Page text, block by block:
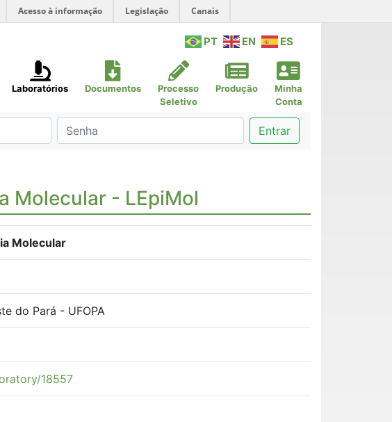
Acesso à informação Legislação Canais
PT EN ES
Laboratórios Documentos
Processo
Seletivo
Produção
Minha
Conta
Entrar
Molecular - LEpiMol
Molecular
do Pará - UFOPA
18557